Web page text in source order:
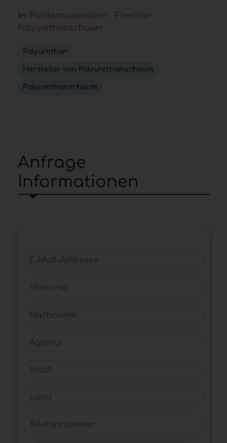
In: Polstermaterialien
Flexibler
Polyurethanschaum
Polyurethan
Hersteller von Polyurethanschaum
Polyurethanschaum
Anfrage
Informationen
E-Mail-Addresse
Vorname
Nachname
Agentur
Stadt
Land
Telefonnummer